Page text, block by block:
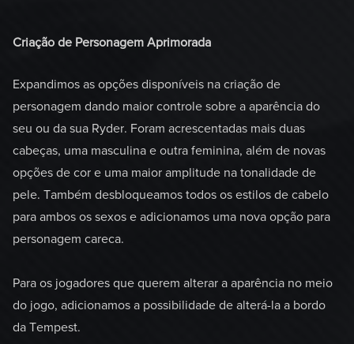
Criação de Personagem Aprimorada
Expandimos as opções disponíveis na criação de
personagem dando maior controle sobre a aparência do
seu ou da sua Ryder. Foram acrescentadas mais duas
cabeças, uma masculina e outra feminina, além de novas
opções de cor e uma maior amplitude na tonalidade de
pele. Também desbloqueamos todos os estilos de cabelo
para ambos os sexos e adicionamos uma nova opção para
personagem careca.
Para os jogadores que querem alterar a aparência no meio
do jogo, adicionamos a possibilidade de alterá-la a bordo
da Tempest.